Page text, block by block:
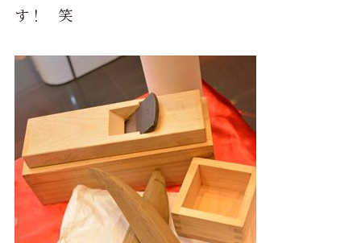
す！ 笑